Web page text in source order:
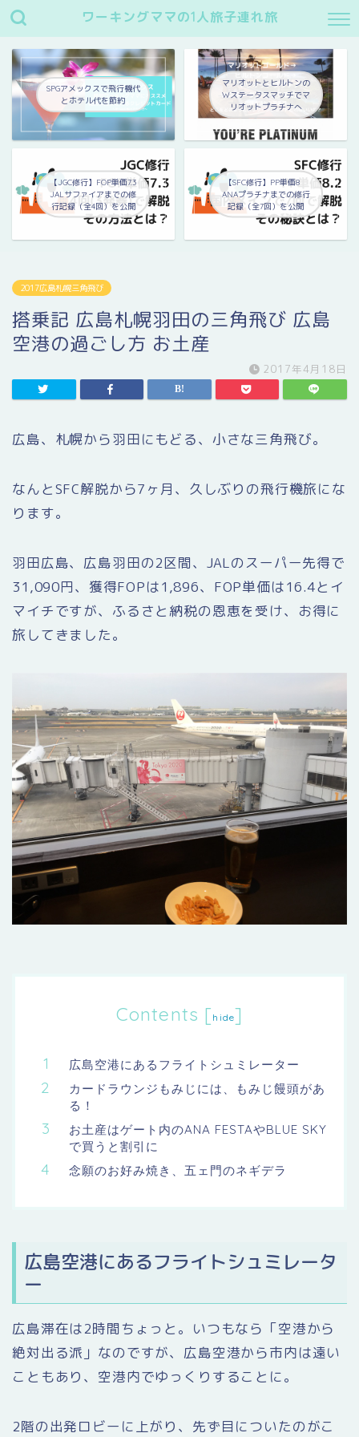
ワーキングママの1人旅子連れ旅
SPGアメックスで飛行機代
とホテル代を節約
マリオットとヒルトンの
Wステータスマッチでマ
リオットプラチナへ
【JGC修行】FOP単価7.3
JALサファイアまでの修
行記録（全4回）を公開
【SFC修行】PP単価8
ANAプラチナまでの修行
記録（全7回）を公開
2017広島札幌三角飛び
搭乗記 広島札幌羽田の三角飛び 広島
空港の過ごし方 お土産
2017年4月18日
広島、札幌から羽田にもどる、小さな三角飛び。
なんとSFC解脱から7ヶ月、久しぶりの飛行機旅にな
ります。
羽田広島、広島羽田の2区間、JALのスーパー先得で
31,090円、獲得FOPは1,896、FOP単価は16.4とイ
マイチですが、ふるさと納税の恩恵を受け、お得に
旅してきました。
Contents [ hide]
広島空港にあるフライトシュミレーター
カードラウンジもみじには、もみじ饅頭があ
る！
お土産はゲート内のANA FESTAやBLUE SKY
で買うと割引に
念願のお好み焼き、五ェ門のネギデラ
広島空港にあるフライトシュミレータ
ー
広島滞在は2時間ちょっと。いつもなら「空港から
絶対出る派」なのですが、広島空港から市内は遠い
こともあり、空港内でゆっくりすることに。
2階の出発ロビーに上がり、先ず目についたのがこ